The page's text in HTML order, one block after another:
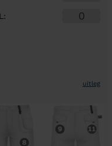
:
uitleg